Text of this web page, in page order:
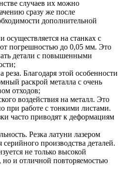
случаев их можно
сразу же после
дополнительной
осуществляется на станках с
погрешностью до 0,05 мм. Это
детали с повышенными
Благодаря этой особенности
раскрой металла с очень
отходов;
воздействия на металл. Это
при работе с тонкими листами.
часто приводят к деформациям
Резка латуни лазером
производства деталей.
не только высокой
но и отличной повторяемостью